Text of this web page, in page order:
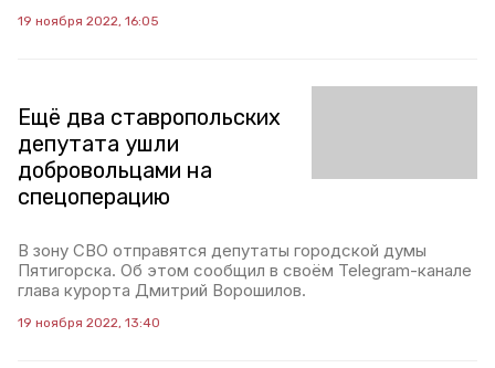
19 ноября 2022, 16:05
Ещё два ставропольских
депутата ушли
добровольцами на
спецоперацию
В зону СВО отправятся депутаты городской думы
Пятигорска. Об этом сообщил в своём Telegram-канале
глава курорта Дмитрий Ворошилов.
19 ноября 2022, 13:40